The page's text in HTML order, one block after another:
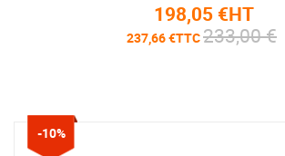
198,05 €HT
237,66 €TTC233,00 €
-10%